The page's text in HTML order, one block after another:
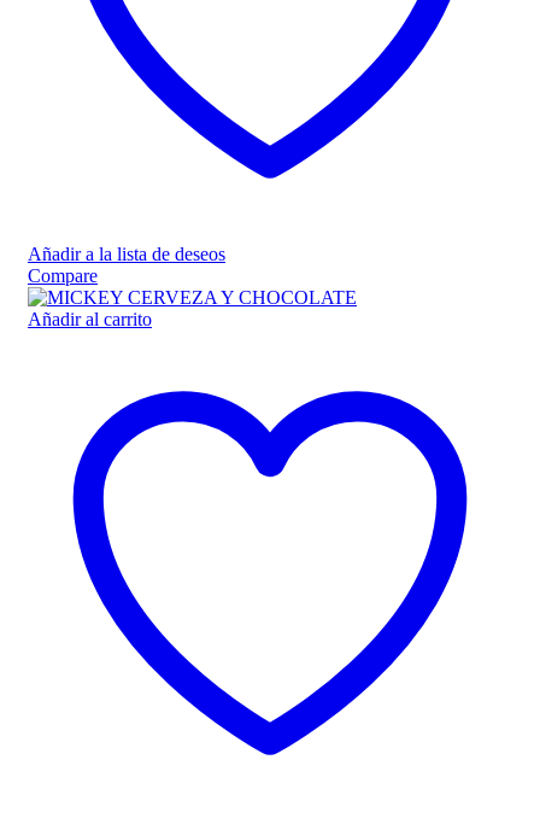
Añadir a la lista de deseos
Compare
Añadir al carrito